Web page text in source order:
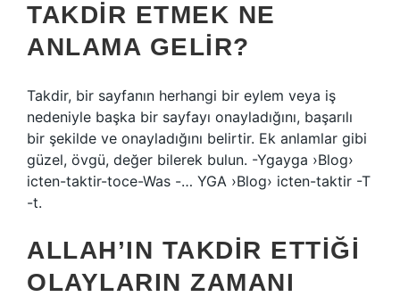
TAKDIR ETMEK NE
ANLAMA GELIR?
Takdir, bir sayfanın herhangi bir eylem veya iş
nedeniyle başka bir sayfayı onayladığını, başarılı
bir şekilde ve onayladığını belirtir. Ek anlamlar gibi
güzel, övgü, değer bilerek bulun. -Ygayga ›Blog›
icten-taktir-toce-Was -… YGA ›Blog› icten-taktir -T
-t.
ALLAH’IN TAKDIR ETTIĞI
OLAYLARIN ZAMANI